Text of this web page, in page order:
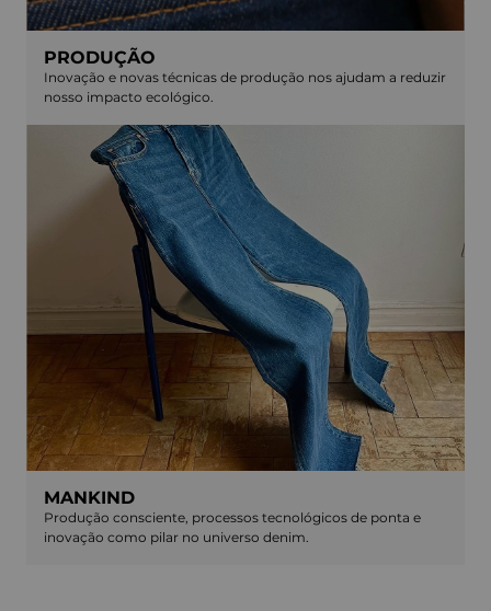
PRODUÇÃO
Inovação e novas técnicas de produção nos ajudam a reduzir
nosso impacto ecológico.
MANKIND
Produção consciente, processos tecnológicos de ponta e
inovação como pilar no universo denim.